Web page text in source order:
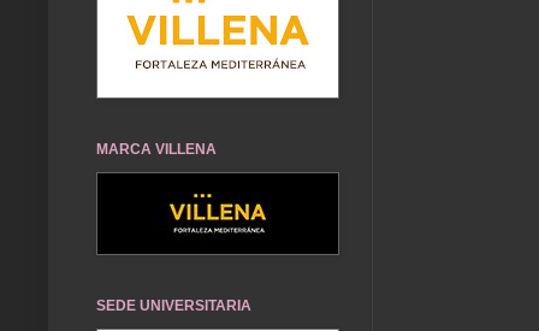
MARCA VILLENA
SEDE UNIVERSITARIA